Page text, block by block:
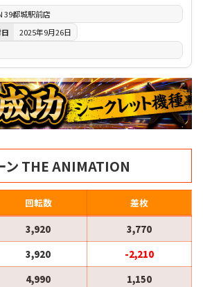
39都城駅前店
2025年9月26日
ン THE ANIMATION
回転数
差枚
3,920
3,770
3,920
-2,210
4,990 1,150